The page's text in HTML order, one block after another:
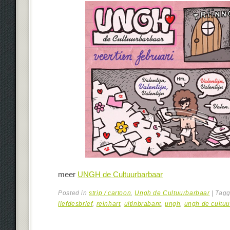
meer UNGH de Cultuurbarbaar
Posted instrip / cartoon, Ungh de Cultuurbarbaar
liefdesbrief, reinhart, uitinbrabant,ungh, ungh de